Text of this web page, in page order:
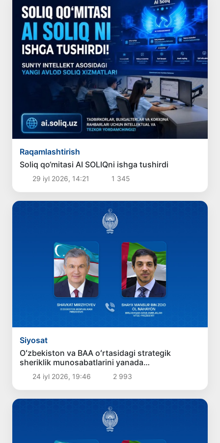
Raqamlashtirish
Soliq qo‘mitasi AI SOLIQni ishga tushirdi
29 iyl 2026, 14:21 1 345
Siyosat
Oʻzbekiston va BAA oʻrtasidagi strategik
sheriklik munosabatlarini yanada
mustahkamlash masalalari muhokama qilindi
24 iyl 2026, 19:46 2 993